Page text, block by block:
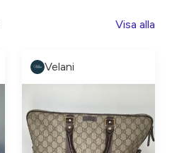
Visa alla
Velani